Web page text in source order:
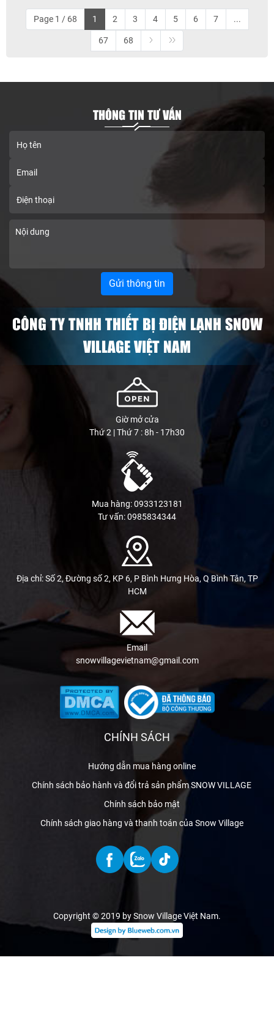
Page 1 / 68 1 2 3 4 5 6 7 ...
67 68
THÔNG TIN TƯ VẤN
CÔNG TY TNHH THIẾT BỊ ĐIỆN LẠNH SNOW
VILLAGE VIỆT NAM
Giờ mở cửa
Thứ 2 | Thứ 7 : 8h - 17h30
Mua hàng: 0933123181
Tư vấn: 0985834344
Địa chỉ: Số 2, Đường số 2, KP 6, P Bình Hưng Hòa, Q Bình Tân, TP
HCM
Email
snowvillagevietnam@gmail.com
CHÍNH SÁCH
Hướng dẫn mua hàng online
Chính sách bảo hành và đổi trả sản phẩm SNOW VILLAGE
Chính sách bảo mật
Chính sách giao hàng và thanh toán của Snow Village
Copyright © 2019 by Snow Village Việt Nam.